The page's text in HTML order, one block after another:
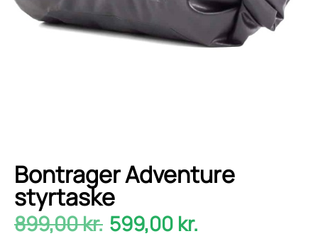
Bontrager Adventure
styrtaske
899,00kr. 599,00 kr.